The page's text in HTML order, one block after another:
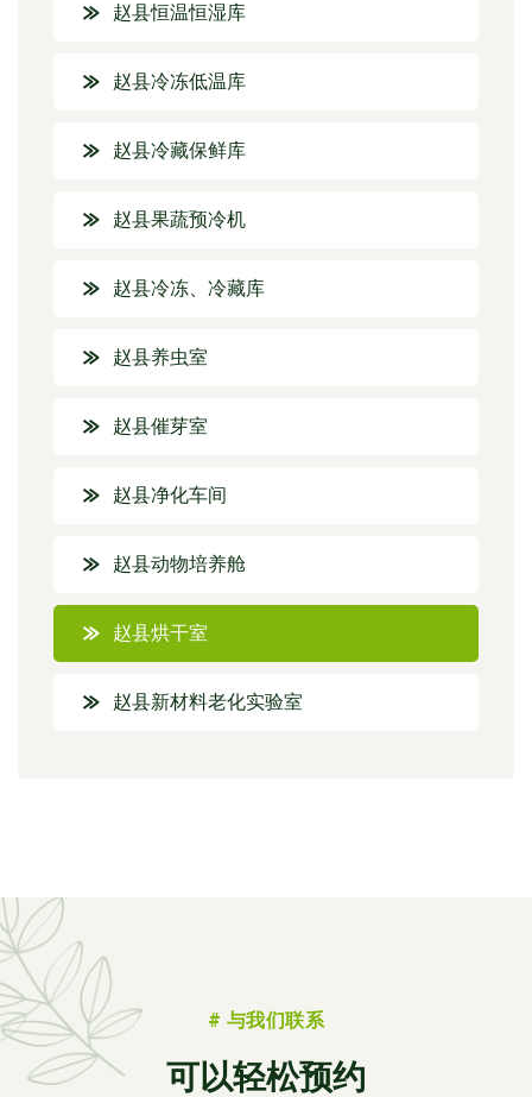
赵县恒温恒湿库
赵县冷冻低温库
赵县冷藏保鲜库
赵县果蔬预冷机
赵县冷冻、冷藏库
赵县养虫室
赵县催芽室
赵县净化车间
赵县动物培养舱
赵县烘干室
赵县新材料老化实验室
# 与我们联系
可以轻松预约